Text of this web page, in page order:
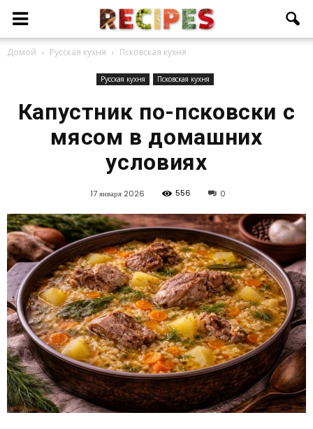
Домой Русская кухня Псковская кухня
Русская кухня Псковская кухня
Капустник по-псковски с
мясом в домашних
условиях
17 января 2026 556 0